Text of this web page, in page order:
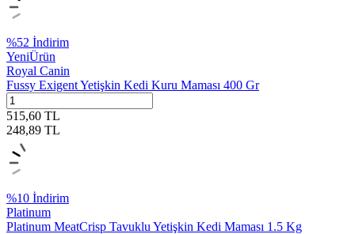
%52 İndirim
YeniÜrün
Royal Canin
Fussy Exigent Yetişkin Kedi Kuru Maması 400 Gr
515,60 TL
248,89 TL
%10 İndirim
Platinum
Platinum MeatCrisp Tavuklu Yetişkin Kedi Maması 1.5 Kg